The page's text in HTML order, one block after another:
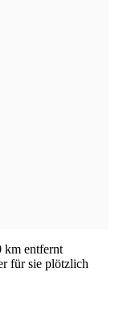
km entfernt
für sie plötzlich